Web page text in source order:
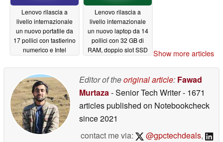
Lenovo rilascia a
livello internazionale
un nuovo portatile da
17 pollici con tastierino
numerico e Intel
Lenovo rilascia a
livello internazionale
un nuovo laptop da 14
pollici con 32 GB di
RAM, doppio slot SSD
Show more articles
Editor of theoriginal article: Fawad
Murtaza- Senior Tech Writer- 1671
articles published on Notebookcheck
since 2021
contact me via:
@gpctechdeals,